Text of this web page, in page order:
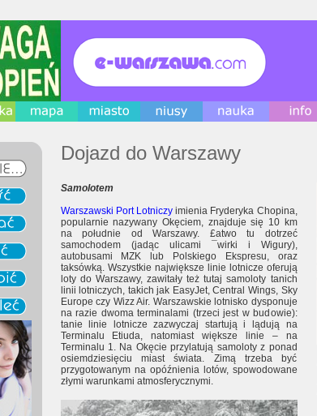
Dojazd do Warszawy
Samolotem
Warszawski Port Lotniczyimienia Fryderyka Chopina,
popularnie nazywany Okęciem, znajduje się 10 km
na południe od Warszawy. £atwo tu dotrzeć
samochodem (jadąc ulicami ¯wirki i Wigury),
autobusami MZK lub Polskiego Ekspresu, oraz
taksówką. Wszystkie największe linie lotnicze oferują
loty do Warszawy, zawitały też tutaj samoloty tanich
linii lotniczych, takich jak EasyJet, Central Wings, Sky
Europe czy Wizz Air. Warszawskie lotnisko dysponuje
na razie dwoma terminalami (trzeci jest w budowie):
tanie linie lotnicze zazwyczaj startują i lądują na
Terminalu Etiuda, natomiast większe linie – na
Terminalu 1. Na Okęcie przylatują samoloty z ponad
osiemdziesięciu miast świata. Zimą trzeba być
przygotowanym na opóźnienia lotów, spowodowane
złymi warunkami atmosferycznymi.